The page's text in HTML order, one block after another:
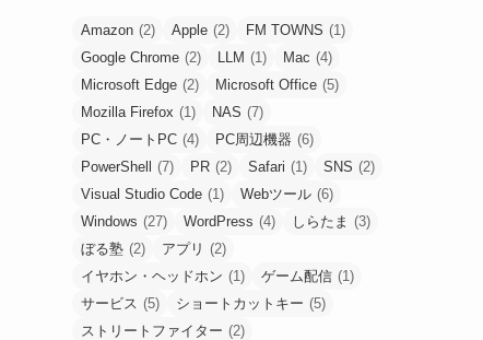
Amazon (2) Apple (2) FM TOWNS (1)
Google Chrome (2) LLM (1) Mac (4)
Microsoft Edge (2) Microsoft Office (5)
Mozilla Firefox (1) NAS (7)
PC・ノートPC (4) PC周辺機器 (6)
PowerShell
(7) PR (2) Safari (1) SNS (2)
Visual Studio Code (1) Webツール (6)
Windows (27) WordPress (4) しらたま (3)
ぼる塾 (2) アプリ (2)
イヤホン・ヘッドホン (1) ゲーム配信 (1)
サービス (5) ショートカットキー (5)
ストリートファイター (2)